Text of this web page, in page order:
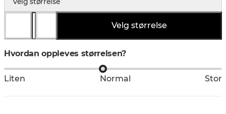
Velg størrelse
Hvordan oppleves størrelsen?
Liten Normal Stor